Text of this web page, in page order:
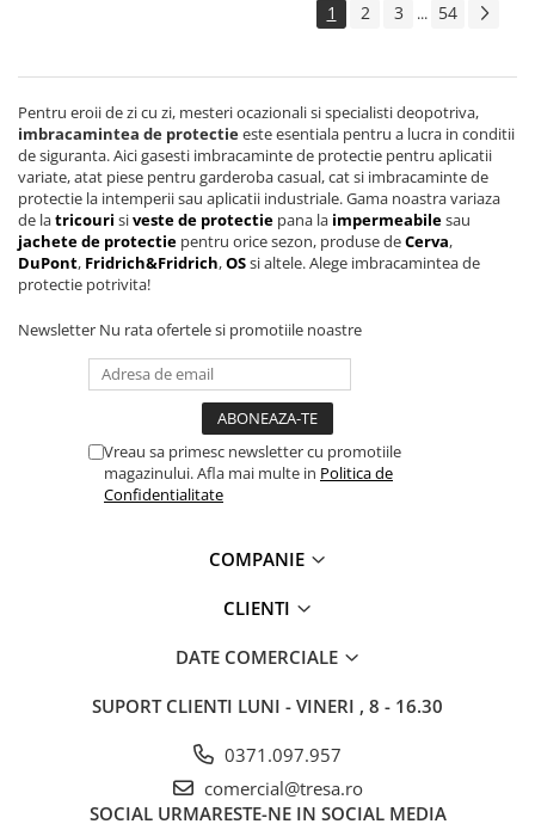
1 2 3 ... 54
Pentru eroii de zi cu zi, mesteri ocazionali si specialisti deopotriva,
imbracamintea de protectieeste esentiala pentru a lucra in conditii
de siguranta. Aici gasesti imbracaminte de protectie pentru aplicatii
variate, atat piese pentru garderoba casual, cat si imbracaminte de
protectie la intemperii sau aplicatii industriale. Gama noastra variaza
de latricouri siveste de protectie pana la impermeabilesau
jachete de protectie pentru orice sezon, produse deCerva,
DuPont, Fridrich&Fridrich,OSsi altele. Alege imbracamintea de
protectie potrivita!
Newsletter Nu rata ofertele si promotiile noastre
Vreau sa primesc newsletter cu promotiile
magazinului. Afla mai multe in Politica de
Confidentialitate
COMPANIE
CLIENTI
DATE COMERCIALE
SUPORT CLIENTI LUNI - VINERI , 8 - 16.30
0371.097.957
comercial@tresa.ro
SOCIAL URMARESTE-NE IN SOCIAL MEDIA